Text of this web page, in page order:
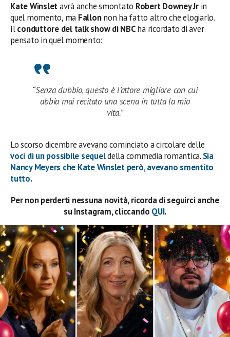
Kate Winsletavrà anche smontato Robert Downey Jrin
quel momento, ma Fallonnon ha fatto altro che elogiarlo.
Ilconduttore del talk show di NBCha ricordato di aver
pensato in quel momento:
“Senza dubbio, questo è l’attore migliore con cui
abbia mai recitato una scena in tutta la mia
vita.”
Lo scorso dicembre avevano cominciato a circolare delle
voci di un possibile sequeldella commedia romantica. Sia
Nancy Meyers che Kate Winslet però, avevano smentito
tutto.
Per non perderti nessuna novità, ricorda di seguirci anche
su Instagram, cliccando QUI.